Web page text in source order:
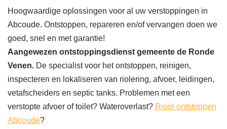
Hoogwaardige oplossingen voor al uw verstoppingen in
Abcoude. Ontstoppen, repareren en/of vervangen doen we
goed, snel en met garantie!
Aangewezen ontstoppingsdienst gemeente de Ronde
Venen. De specialist voor het ontstoppen, reinigen,
inspecteren en lokaliseren van riolering, afvoer, leidingen,
vetafscheiders en septic tanks. Problemen met een
verstopte afvoer of toilet? Wateroverlast? Riool ontstoppen
Abcoude?